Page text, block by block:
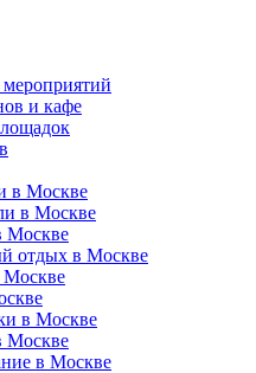
и кафе
в Москве
в Москве
Москве
отдых в Москве
Москве
в Москве
Москве
в Москве